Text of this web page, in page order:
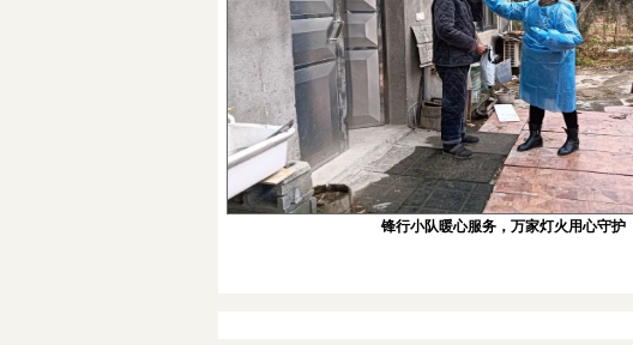
锋行小队暖心服务，万家灯火用心守护